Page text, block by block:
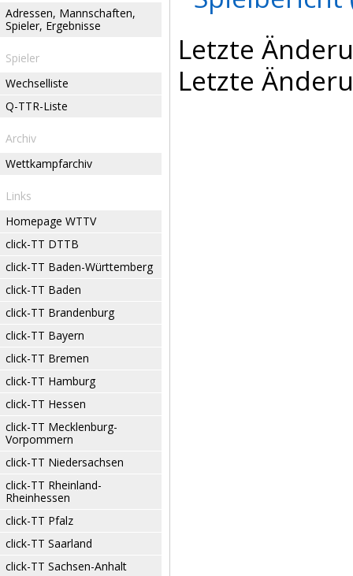
Adressen, Mannschaften,
Spieler, Ergebnisse
Spieler
Wechselliste
Q-TTR-Liste
Archiv
Wettkampfarchiv
Links
Homepage WTTV
click-TT DTTB
click-TT Baden-Württemberg
click-TT Baden
click-TT Brandenburg
click-TT Bayern
click-TT Bremen
click-TT Hamburg
click-TT Hessen
click-TT Mecklenburg-
Vorpommern
click-TT Niedersachsen
click-TT Rheinland-
Rheinhessen
click-TT Pfalz
click-TT Saarland
click-TT Sachsen-Anhalt
Letzte
Letzte